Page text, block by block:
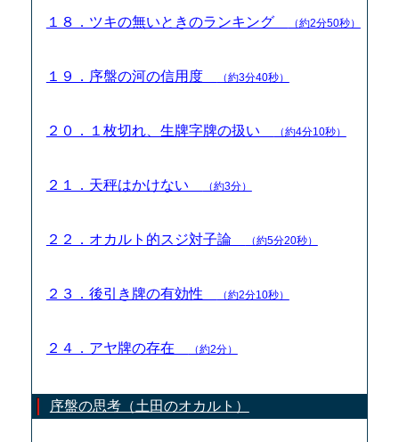
１８．ツキの無いときのランキング （約2分50秒）
１９．序盤の河の信用度 （約3分40秒）
２０．１枚切れ、生牌字牌の扱い （約4分10秒）
２１．天秤はかけない （約3分）
２２．オカルト的スジ対子論 （約5分20秒）
２３．後引き牌の有効性 （約2分10秒）
２４．アヤ牌の存在 （約2分）
序盤の思考（土田のオカルト）